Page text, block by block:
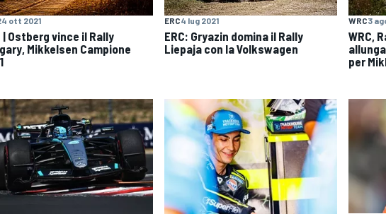
ott 2021
| Ostberg vince il Rally
Mikkelsen Campione
ERC4 lug 2021
ERC: Gryazin domina il Rally
Liepaja con la Volkswagen
WRC3
WRC,
per